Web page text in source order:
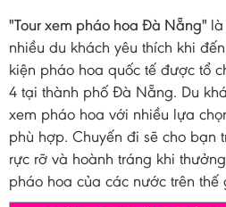
"Tour xem pháo hoa Đà Nẵng"
nhiều du khách yêu thích khi
kiện pháo hoa quốc tế được tổ
4 tại thành phố Đà Nẵng. Du
xem pháo hoa với nhiều lựa
phù hợp. Chuyến đi sẽ cho bạn
rực rỡ và hoành tráng khi
pháo hoa của các nước trên thế